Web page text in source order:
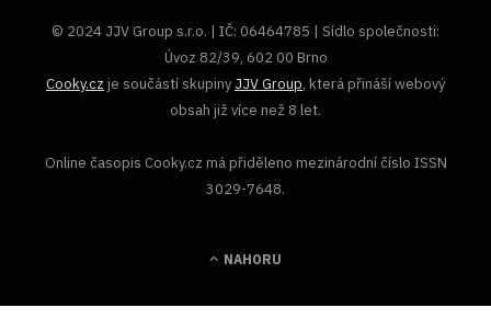
© 2024 JJV Group s.r.o. | IČ: 06464785 | Sídlo společnosti:
Úvoz 82/39, 602 00 Brno
Cooky.cz je součástí skupiny JJV Group, která přináší webový
obsah již více než 8 let.
Online časopis Cooky.cz má přiděleno mezinárodní číslo ISSN
3029-7648.
NAHORU